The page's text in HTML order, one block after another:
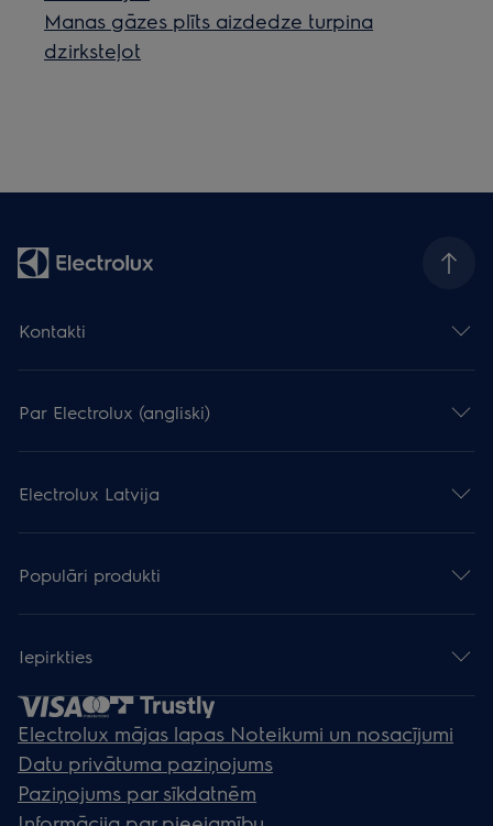
Manas gāzes plīts aizdedze turpina
dzirksteļot
Kontakti
Par Electrolux (angliski)
Electrolux Latvija
Populāri produkti
Iepirkties
Electrolux mājas lapas Noteikumi un nosacījumi
Datu privātuma paziņojums
Paziņojums par sīkdatnēm